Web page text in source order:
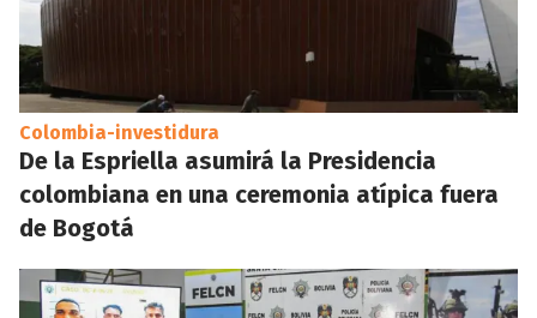
Colombia-investidura
De la Espriella asumirá la Presidencia
colombiana en una ceremonia atípica fuera
de Bogotá